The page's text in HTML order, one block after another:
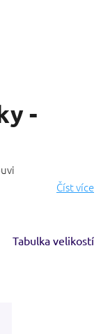
-
Číst více
Tabulka velikostí